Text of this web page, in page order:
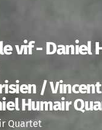
vif - Daniel
/
Humair
Quartet